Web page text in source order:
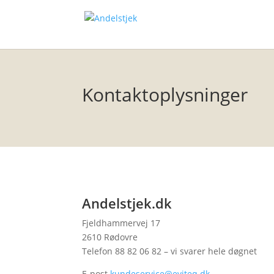
Kontaktoplysninger
Andelstjek.dk
Fjeldhammervej 17
2610 Rødovre
Telefon 88 82 06 82 – vi svarer hele døgnet